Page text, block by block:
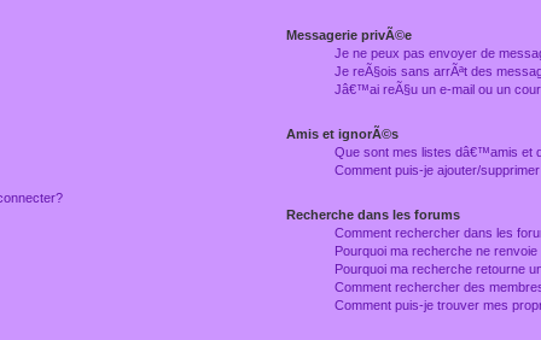
Messagerie privÃ©e
Je ne peux pas envoyer de
Je reÃ§ois sans arrÃªt des
Jâ€™ai reÃ§u un e-mail ou un
Amis et ignorÃ©s
Que sont mes listes dâ€™amis et
Comment puis-je ajouter/
Recherche dans les forums
Comment rechercher dans les
Pourquoi ma recherche ne
Pourquoi ma recherche retourne
Comment rechercher des
Comment puis-je trouver mes